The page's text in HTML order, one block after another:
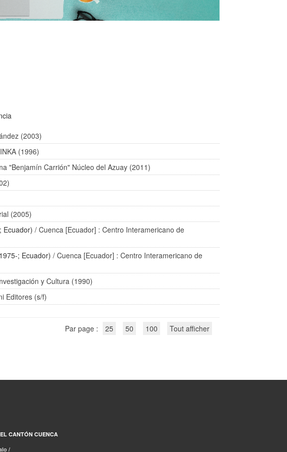
(2003)
(1996)
"Benjamín Carrión" Núcleo del Azuay (2011)
(2005)
Ecuador) / Cuenca [Ecuador] : Centro Interamericano de
; Ecuador) / Cuenca [Ecuador] : Centro Interamericano de
y Cultura (1990)
Editores (s/f)
Par page : 25 50 100 Tout afficher
CANTÓN CUENCA
/